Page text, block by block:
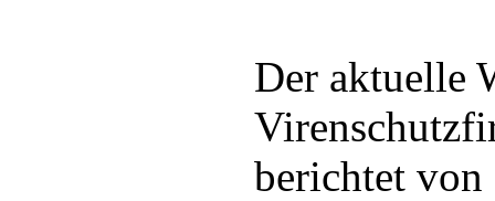
Der aktuelle
berichtet